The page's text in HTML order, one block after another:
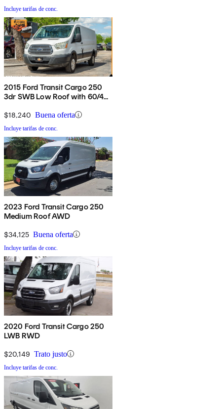
Incluye tarifas de conc.
2015 Ford Transit Cargo 250
3dr SWB Low Roof with 60/40
$18,240 Buena oferta
Incluye tarifas de conc.
2023 Ford Transit Cargo 250
Medium Roof AWD
$34,125 Buena oferta
Incluye tarifas de conc.
2020 Ford Transit Cargo 250
LWB RWD
$20,149 Trato justo
Incluye tarifas de conc.